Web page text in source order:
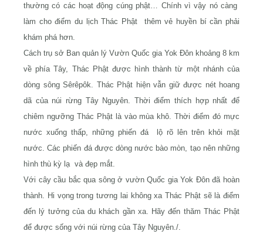
thường có các hoạt động cúng phật… Chính vì vậy nó càng
làm cho điểm du lịch Thác Phật thêm vẻ huyền bí cần phải
khám phá hơn.
Cách trụ sở Ban quản lý Vườn Quốc gia Yok Đôn khoảng 8 km
về phía Tây, Thác Phật được hình thành từ một nhánh của
dòng sông Sêrêpôk. Thác Phật hiện vẫn giữ được nét hoang
dã của núi rừng Tây Nguyên. Thời điểm thích hợp nhất để
chiêm ngưỡng Thác Phật là vào mùa khô. Thời điểm đó mực
nước xuống thấp, những phiến đá lộ rõ lên trên khỏi mặt
nước. Các phiến đá được dòng nước bào mòn, tạo nên những
hình thù kỳ lạ và đẹp mắt.
Với cây cầu bắc qua sông ở vườn Quốc gia Yok Đôn đã hoàn
thành. Hi vọng trong tương lai không xa Thác Phật sẽ là điểm
đến lý tưởng của du khách gần xa. Hãy đến thăm Thác Phật
để được sống với núi rừng của Tây Nguyên./.